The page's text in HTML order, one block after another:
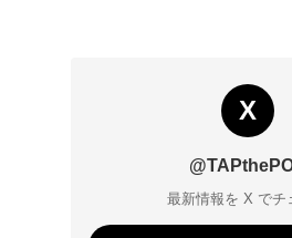
X
最新情報を X でチ